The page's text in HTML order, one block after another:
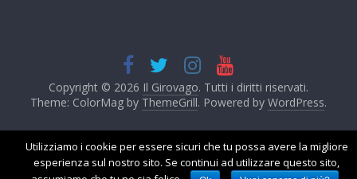
Copyright © 2026 Il Girovago. Tutti i diritti riservati.
Theme: ColorMag by ThemeGrill. Powered by WordPress.
Utilizziamo i cookie per essere sicuri che tu possa avere la migliore
esperienza sul nostro sito. Se continui ad utilizzare questo sito,